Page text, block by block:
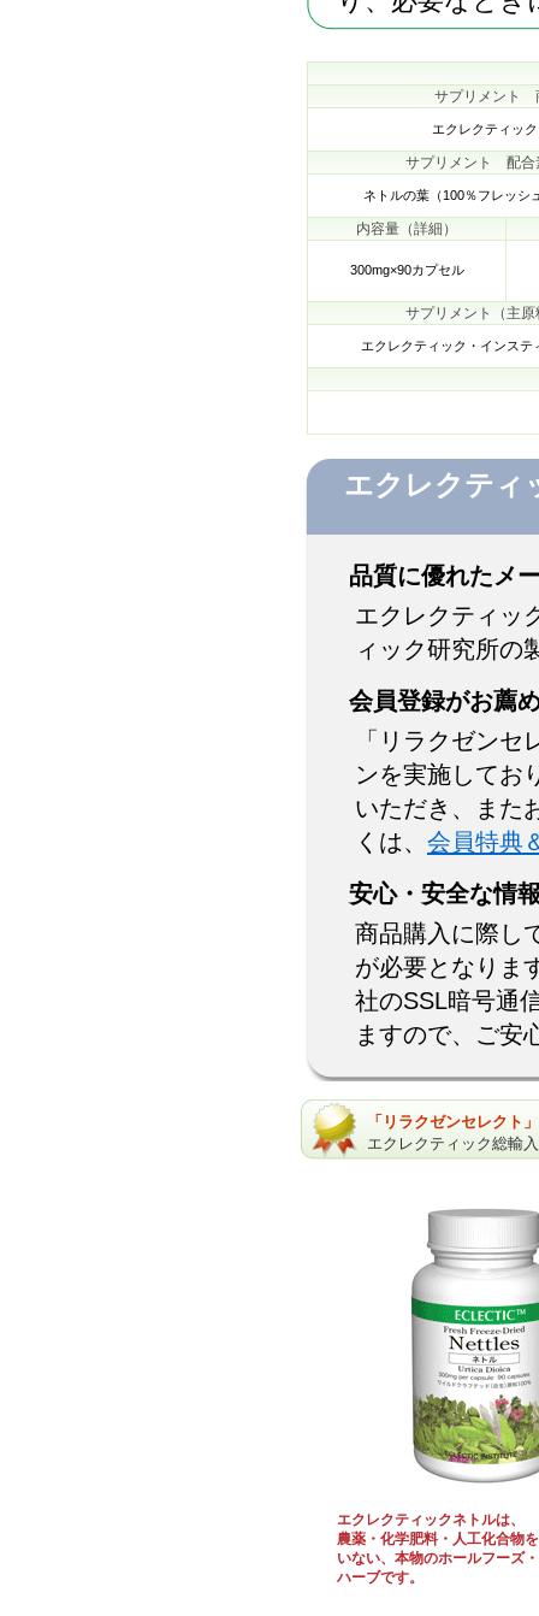
サプリメント
エクレクティッ
サプリメント 配合
ネトルの葉（100％フレッシ
内容量（詳細）
300mg×90カプセル
サプリメント（主原
エクレクティック・インステ
エクレクティ
品質に優れたメ
エクレクティッ
ィック研究所の
会員登録がお薦
「リラクゼン
ンを実施してお
いただき、また
くは、 会員特典
安心・安全な情
商品購入に際し
が必要となりま
社のSSL暗号通
ますので、ご安
「リラクゼンセレクト
エクレクティック総輸
エクレクティックネトルは、
農薬・化学肥料・人工化合物
いない、本物のホールフーズ
ハーブです。